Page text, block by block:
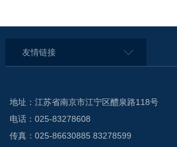
友情链接
地址：江苏省南京市江宁区醴泉路118号
电话：025-83278608
传真：025-86630885 83278599